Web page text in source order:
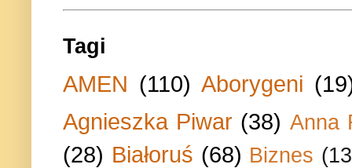
Tagi
AMEN (110) Aborygeni
Agnieszka Piwar (38) Anna
(28) Białoruś (68) Biznes